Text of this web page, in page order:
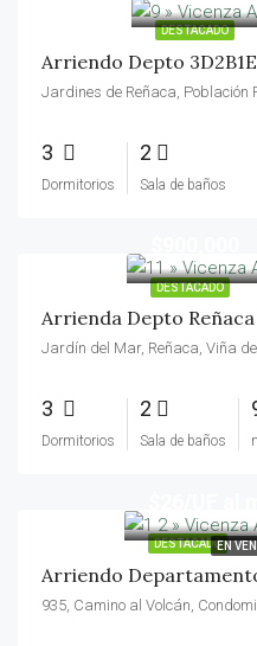
DESTACADO
Arriendo Depto
3
Dormitorios
2
Sala de baños
DESTACADO
Arrienda Depto
3
Dormitorios
2
Sala de baños
DESTACADOEN
$26/UF al
Arriendo